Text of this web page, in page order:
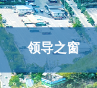
领导之窗